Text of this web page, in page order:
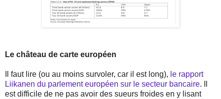
Le château de carte européen
Il faut lire (ou au moins survoler, car il est long), le rapport
Liikanen du parlement européen sur le secteur bancaire. Il
est difficile de ne pas avoir des sueurs froides en y lisant